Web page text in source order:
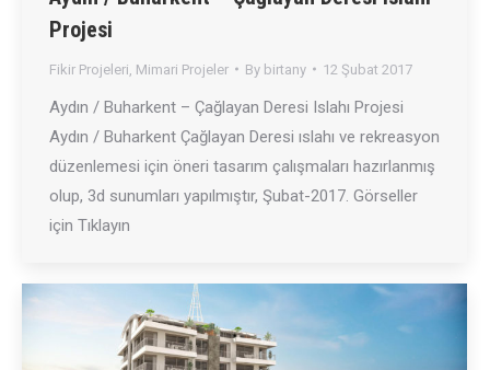
Projesi
Fikir Projeleri Mimari Projeler By birtany 12 Şubat 2017
Aydın / Buharkent – Çağlayan Deresi Islahı Projesi
Aydın / Buharkent Çağlayan Deresi ıslahı ve rekreasyon
düzenlemesi için öneri tasarım çalışmaları hazırlanmış
olup, 3d sunumları yapılmıştır, Şubat-2017. Görseller
için Tıklayın